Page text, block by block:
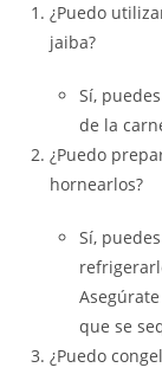
¿Puedo
jaiba?
Sí,
de la
¿Puedo
hornearlos?
Sí,
que se
¿Puedo